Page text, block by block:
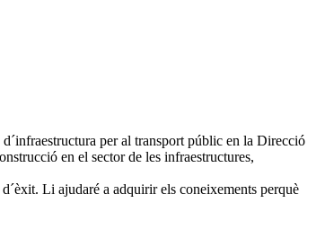
per al transport públic en la Direcció
en el sector de les infraestructures,
Li ajudaré a adquirir els coneixements perquè